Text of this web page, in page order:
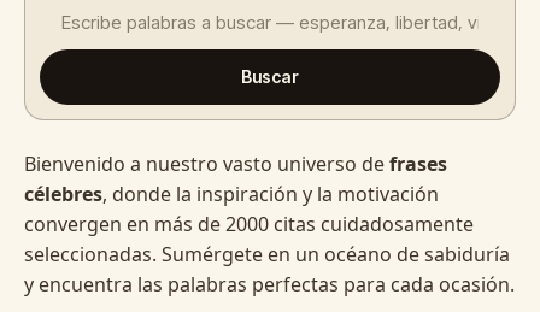
Buscar
Bienvenido a nuestro vasto universo defrases
célebres, donde la inspiración y la motivación
convergen en más de 2000 citas cuidadosamente
seleccionadas. Sumérgete en un océano de sabiduría
y encuentra las palabras perfectas para cada ocasión.